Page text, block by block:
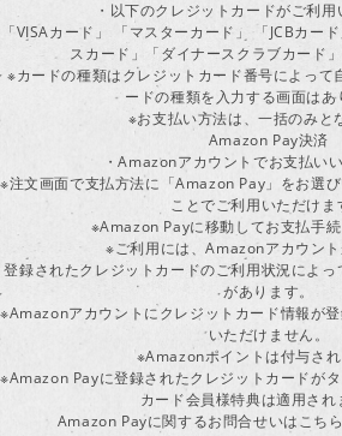
・以下のクレジットカードがご利用
「VISAカード」 「マスターカード」 「JCBカー
スカード」「ダイナースクラブカード
※カードの種類はクレジットカード番号によって
ードの種類を入力する画面はあ
※お支払い方法は、一括のみと
Amazon Pay決済
・Amazonアカウントでお支払い
※注文画面で支払方法に「Amazon Pay」をお選
ことでご利用いただけま
※Amazon Payに移動してお支払手続
※ご利用には、Amazonアカウント
登録されたクレジットカードのご利用状況によ
があります。
※Amazonアカウントにクレジットカード情報が
いただけません。
※Amazonポイントは付与され
※Amazon Payに登録されたクレジットカードが
カード会員様特典は適用され
Amazon Payに関するお問合せいはこち